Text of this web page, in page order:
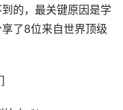
的，最关键原因是学
了8位来自世界顶级